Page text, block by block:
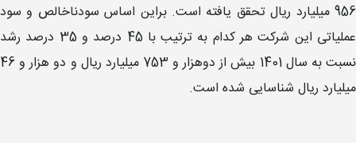
956 میلیارد ریال تحقق یافته است. براین اساس سودناخالص و سود
عملیاتی این شرکت هر کدام به ترتیب با 45 درصد و 35 درصد رشد
نسبت به سال 1401 بیش از دوهزار و 753 میلیارد ریال و دو هزار و 46
میلیارد ریال شناسایی شده است.